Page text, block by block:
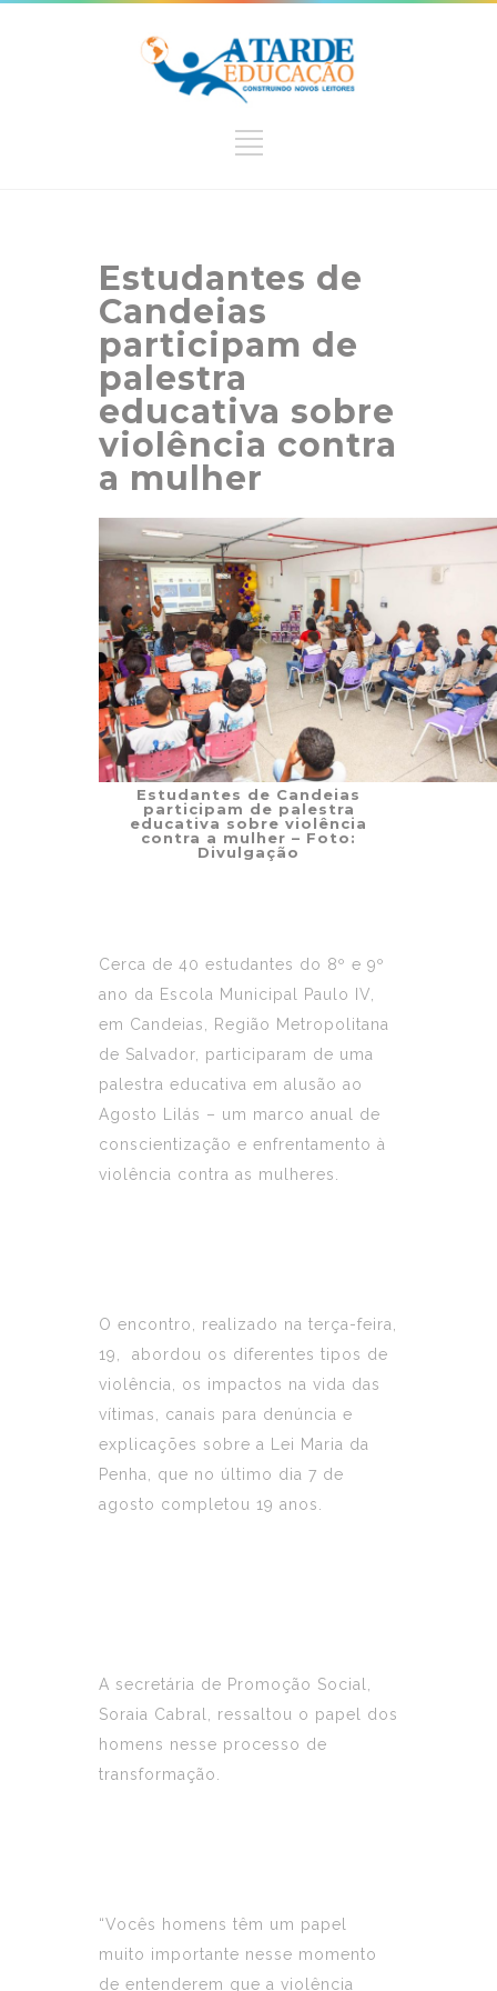
Estudantes de
Candeias
participam de
palestra
educativa sobre
violência contra
a mulher
Estudantes de Candeias
participam de palestra
educativa sobre violência
contra a mulher – Foto:
Divulgação
Cerca de 40 estudantes do 8º e 9º
ano da Escola Municipal Paulo IV,
em Candeias, Região Metropolitana
de Salvador, participaram de uma
palestra educativa em alusão ao
Agosto Lilás – um marco anual de
conscientização e enfrentamento à
violência contra as mulheres.
O encontro, realizado na terça-feira,
19, abordou os diferentes tipos de
violência, os impactos na vida das
vítimas, canais para denúncia e
explicações sobre a Lei Maria da
Penha, que no último dia 7 de
agosto completou 19 anos.
A secretária de Promoção Social,
Soraia Cabral, ressaltou o papel dos
homens nesse processo de
transformação.
“Vocês homens têm um papel
muito importante nesse momento
de entenderem que a violência